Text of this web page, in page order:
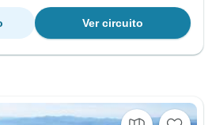
Ver circuito